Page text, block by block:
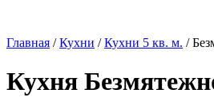
Главная /Кухни /Кухни 5 кв. м. /
Кухня